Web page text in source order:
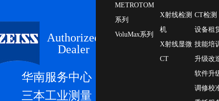
Authorized
Dealer
华南服务中心
三本工业测量
METROTOM
系列
VoluMax系列
X射线检测
机
X射线显微
CT
CT检测
设备租
技能培
升级改
软件升
调修校